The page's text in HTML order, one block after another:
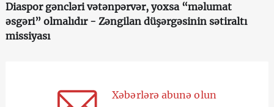
Diaspor gəncləri vətənpərvər, yoxsa “məlumat
əsgəri” olmalıdır - Zəngilan düşərgəsinin sətiraltı
missiyası
Xəbərlərə abunə olun